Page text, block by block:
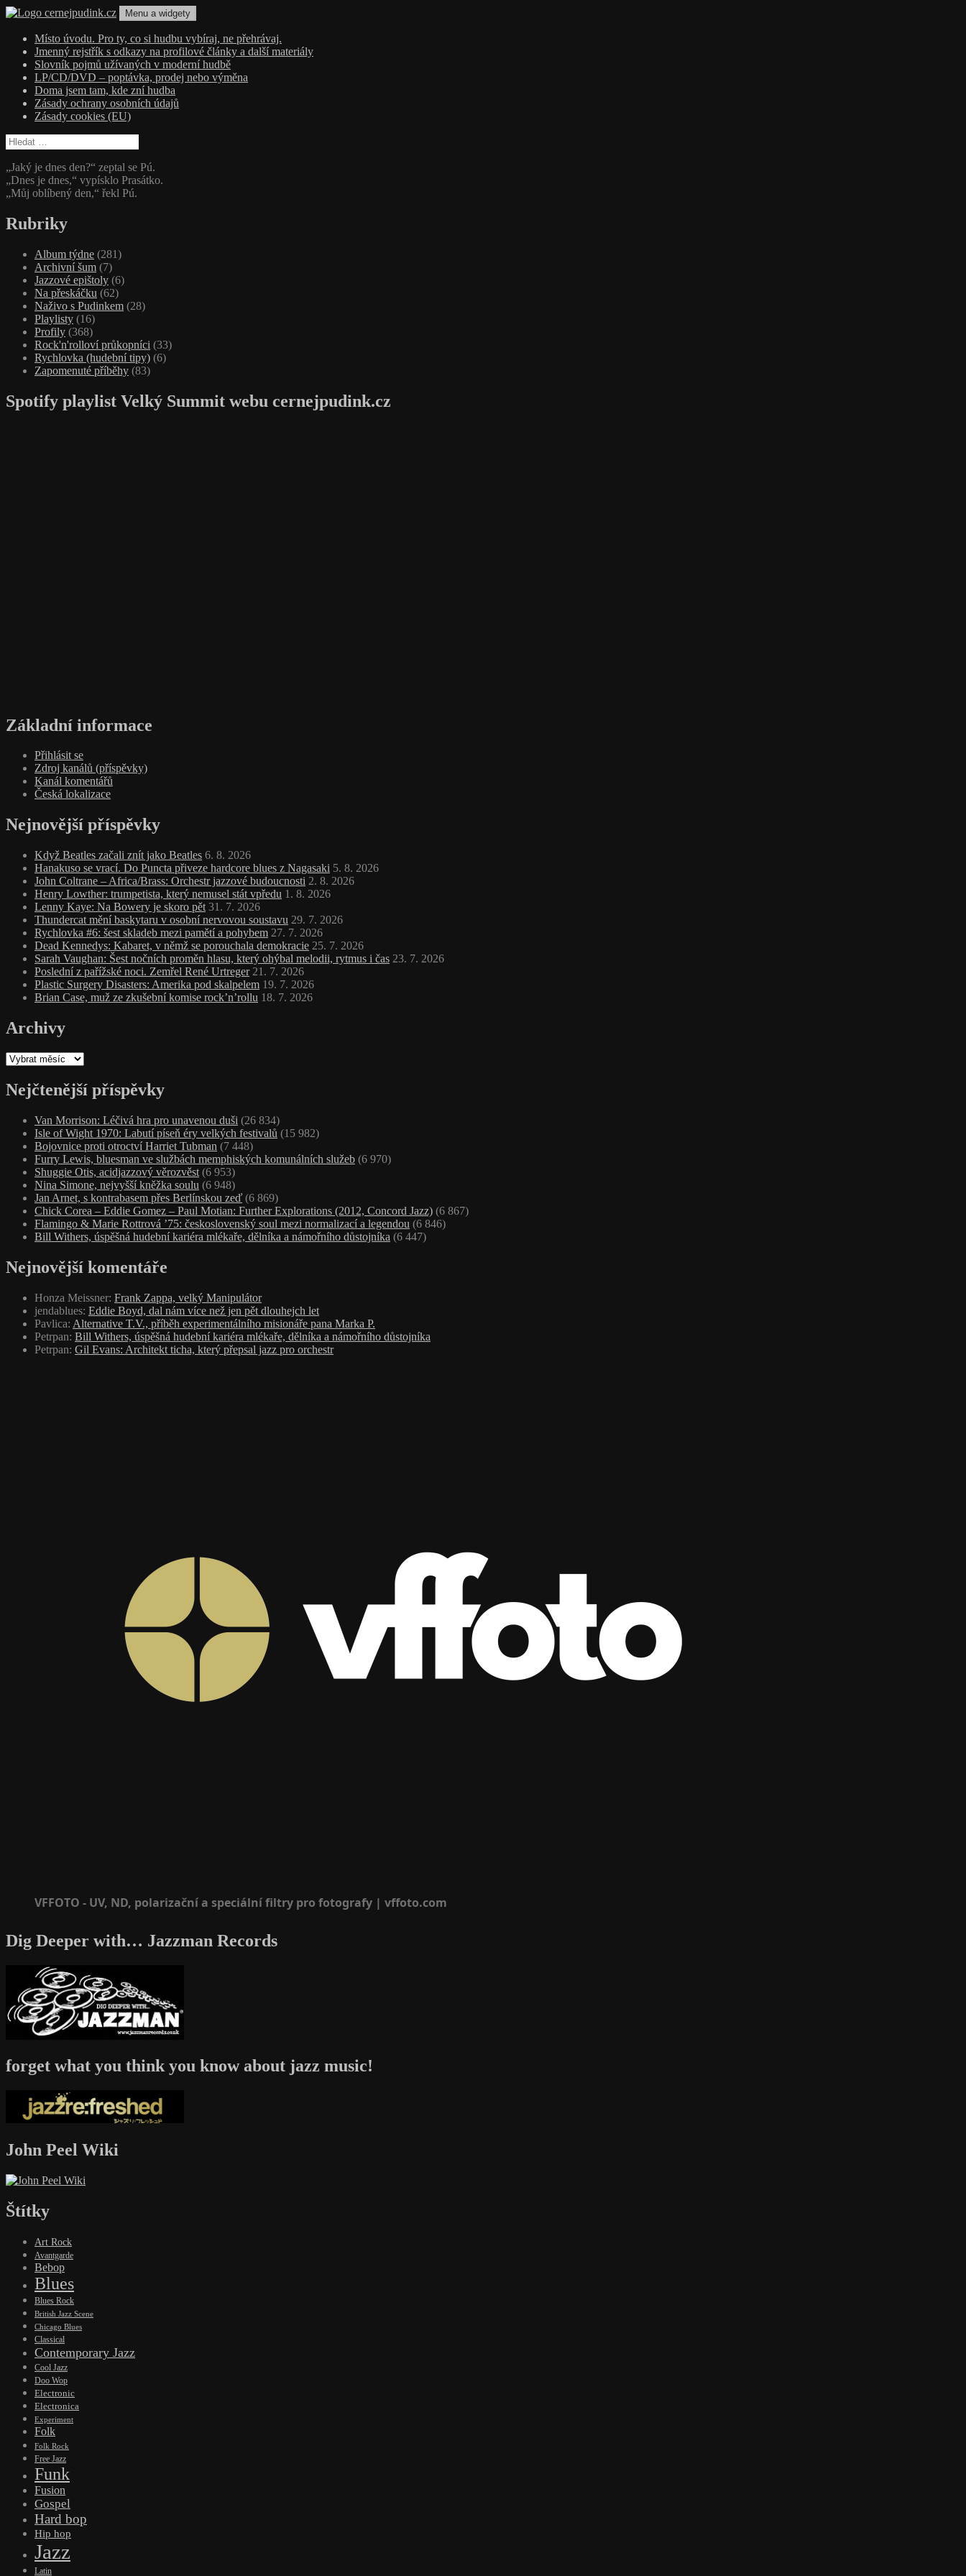
Přejít
obsahu
webu
cernejpudink.cz
Hudební magazín o zapomenutých příbězích, jazzu, alternativě a albech s hlubším kontextem
Menu a widgety
Místo úvodu. Pro ty, co si hudbu vybíraj, ne přehrávaj.
Jmenný rejstřík s odkazy na profilové články a další materiály
Slovník pojmů užívaných v moderní hudbě
LP/CD/DVD – poptávka, prodej nebo výměna
Doma jsem tam, kde zní hudba
Zásady ochrany osobních údajů
Zásady cookies (EU)
Vyhledávání
„Jaký je dnes den?“ zeptal se Pú.
„Dnes je dnes,“ vypísklo Prasátko.
„Můj oblíbený den,“ řekl Pú.
Rubriky
Album týdne (281)
Archivní šum (7)
Jazzové epištoly (6)
Na přeskáčku (62)
Naživo s Pudinkem (28)
Playlisty (16)
Profily (368)
Rock'n'rolloví průkopníci (33)
Rychlovka (hudební tipy) (6)
Zapomenuté příběhy (83)
Spotify playlist Velký Summit webu cernejpudink.cz
Základní informace
Přihlásit se
Zdroj kanálů (příspěvky)
Kanál komentářů
Česká lokalizace
Nejnovější příspěvky
Když Beatles začali znít jako Beatles 6. 8. 2026
Hanakuso se vrací. Do Puncta přiveze hardcore blues z Nagasaki 5. 8. 2026
John Coltrane – Africa/Brass: Orchestr jazzové budoucnosti 2. 8. 2026
Henry Lowther: trumpetista, který nemusel stát vpředu 1. 8. 2026
Lenny Kaye: Na Bowery je skoro pět 31. 7. 2026
Thundercat mění baskytaru v osobní nervovou soustavu 29. 7. 2026
Rychlovka #6: šest skladeb mezi pamětí a pohybem 27. 7. 2026
Dead Kennedys: Kabaret, v němž se porouchala demokracie 25. 7. 2026
Sarah Vaughan: Šest nočních proměn hlasu, který ohýbal melodii, rytmus i čas 23. 7. 2026
Poslední z pařížské noci. Zemřel René Urtreger 21. 7. 2026
Plastic Surgery Disasters: Amerika pod skalpelem 19. 7. 2026
Brian Case, muž ze zkušební komise rock’n’rollu 18. 7. 2026
Archivy
Archivy
Nejčtenější příspěvky
Van Morrison: Léčivá hra pro unavenou duši (26 834)
Isle of Wight 1970: Labutí píseň éry velkých festivalů (15 982)
Bojovnice proti otroctví Harriet Tubman (7 448)
Furry Lewis, bluesman ve službách memphiských komunálních služeb (6 970)
Shuggie Otis, acidjazzový věrozvěst (6 953)
Nina Simone, nejvyšší kněžka soulu (6 948)
Jan Arnet, s kontrabasem přes Berlínskou zeď (6 869)
Chick Corea – Eddie Gomez – Paul Motian: Further Explorations (2012, Concord Jazz) (6 867)
Flamingo & Marie Rottrová ’75: československý soul mezi normalizací a legendou (6 846)
Bill Withers, úspěšná hudební kariéra mlékaře, dělníka a námořního důstojníka (6 447)
Nejnovější komentáře
Honza Meissner: Frank Zappa, velký Manipulátor
jendablues: Eddie Boyd, dal nám více než jen pět dlouhejch let
Pavlica: Alternative T.V., příběh experimentálního misionáře pana Marka P.
Petrpan: Bill Withers, úspěšná hudební kariéra mlékaře, dělníka a námořního důstojníka
Petrpan: Gil Evans: Architekt ticha, který přepsal jazz pro orchestr
VFFOTO - UV, ND, polarizační a speciální filtry pro fotografy | vffoto.com
Dig Deeper with… Jazzman Records
forget what you think you know about jazz music!
John Peel Wiki
Štítky
Art Rock
Avantgarde
Bebop
Blues
Blues Rock
British Jazz Scene
Chicago Blues
Classical
Contemporary Jazz
Cool Jazz
Doo Wop
Electronic
Electronica
Experiment
Folk
Folk Rock
Free Jazz
Funk
Fusion
Gospel
Hard bop
Hip hop
Jazz
Latin